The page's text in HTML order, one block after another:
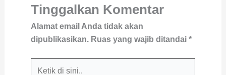
Tinggalkan Komentar
Alamat email Anda tidak akan
dipublikasikan. Ruas yang wajib ditandai *